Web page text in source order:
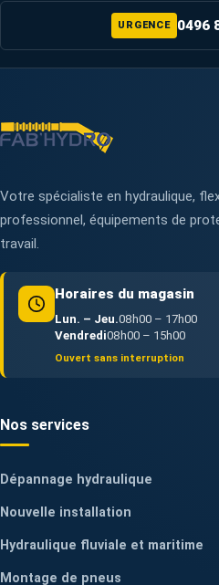
URGENCE 0496
Votre spécialiste en hydraulique,
professionnel, équipements de
travail.
Horaires du magasin
Lun. – Jeu.08h00 – 17h00
Vendredi08h00 – 15h00
Ouvert sans interruption
Nos services
Dépannage hydraulique
Nouvelle installation
Hydraulique fluviale et maritime
Montage de pneus